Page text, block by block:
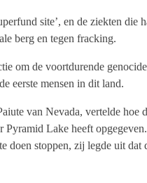
site’, en de ziekten die
berg en tegen fracking.
om de voortdurende
eerste mensen in dit land.
van Nevada, vertelde hoe
Pyramid Lake heeft
doen stoppen, zij legde uit dat